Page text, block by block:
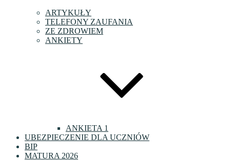
ARTYKUŁY
TELEFONY ZAUFANIA
ZE ZDROWIEM
ANKIETY
ANKIETA 1
UBEZPIECZENIE DLA UCZNIÓW
BIP
MATURA 2026